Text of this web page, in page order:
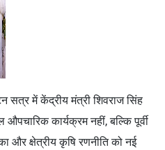
सत्र में केंद्रीय मंत्री शिवराज सिंह
कार्यक्रम नहीं, बल्कि पूर्वी
और क्षेत्रीय कृषि रणनीति को नई